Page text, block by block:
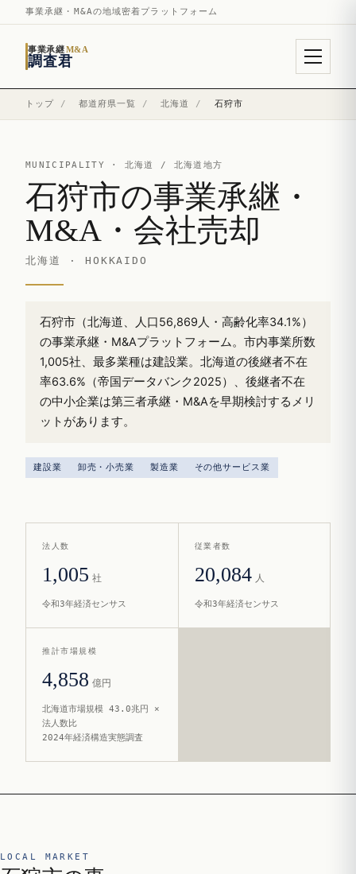
事業承継・M&Aの地域密着プラットフォーム
事業承継M&A
調査君
トップ / 都道府県一覧 / 北海道 / 石狩市
MUNICIPALITY · 北海道 / 北海道地方
石狩市の事業承継・
M&A・会社売却
北海道 · HOKKAIDO
石狩市（北海道、人口56,869人・高齢化率34.1%）
の事業承継・M&Aプラットフォーム。市内事業所数
1,005社、最多業種は建設業。北海道の後継者不在
率63.6%（帝国データバンク2025）、後継者不在
の中小企業は第三者承継・M&Aを早期検討するメリ
ットがあります。
建設業 卸売・小売業 製造業 その他サービス業
法人数
1,005 社
令和3年経済センサス
従業者数
20,084 人
令和3年経済センサス
推計市場規模
4,858 億円
北海道市場規模 43.0兆円 ×
法人数比
2024年経済構造実態調査
LOCAL MARKET